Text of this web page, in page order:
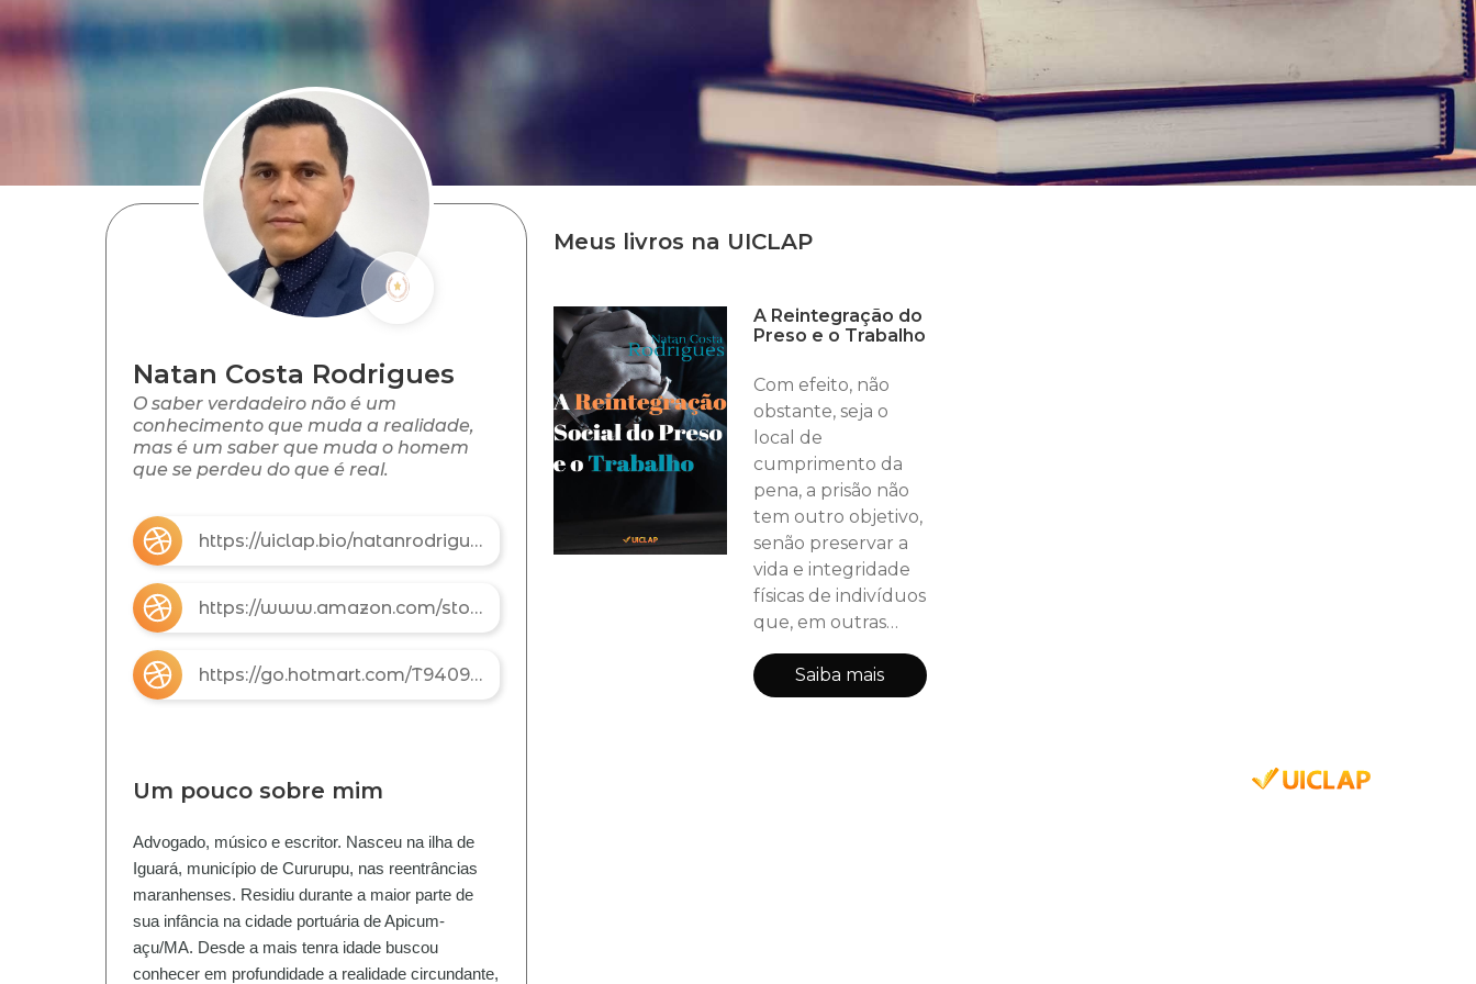
Natan Costa Rodrigues
O saber verdadeiro não é um
conhecimento que muda a realidade,
mas é um saber que muda o homem
que se perdeu do que é real.
https://uiclap.bio/natanrodrigues
https://www.amazon.com/stores/Natan-Costa-Rodrigues/author/B09MVDJBV1?ref=ap_rdr&isDramIntegrated=true&shoppingPortalEnabled=true
https://go.hotmart.com/T94093573L
Um pouco sobre mim
Advogado, músico e escritor. Nasceu na ilha de
Iguará, município de Cururupu, nas reentrâncias
maranhenses. Residiu durante a maior parte de
sua infância na cidade portuária de Apicum-
açu/MA. Desde a mais tenra idade buscou
conhecer em profundidade a realidade circundante,
Meus livros na UICLAP
A Reintegração do
Preso e o Trabalho
Com efeito, não
obstante, seja o
local de
cumprimento da
pena, a prisão não
tem outro objetivo,
senão preservar a
vida e integridade
físicas de indivíduos
que, em outras
circunstâncias de
tempo e espaço,
seriam mortos ou
Saiba mais